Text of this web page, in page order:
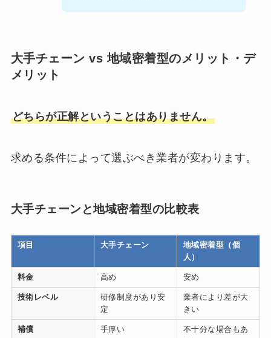
大手チェーン vs 地域密着型のメリット・デ
メリット
どちらが正解ということはありません。
求める条件によって選ぶべき業者が変わります。
大手チェーンと地域密着型の比較表
項目 大手チェーン
地域密着型（個
人）
料金 高め 安め
技術レベル
研修制度があり安
定
業者により差が大
きい
補償 手厚い
不十分な場合もあ